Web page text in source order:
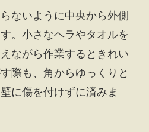
ないように中央から外側
。小さなヘラやタオルを
ながら作業するときれい
際も、角からゆっくりと
に傷を付けずに済みま